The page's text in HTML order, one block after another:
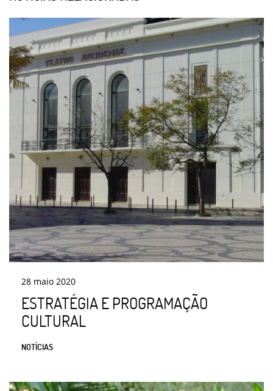
28 maio 2020
ESTRATÉGIA E PROGRAMAÇÃO
CULTURAL
NOTÍCIAS